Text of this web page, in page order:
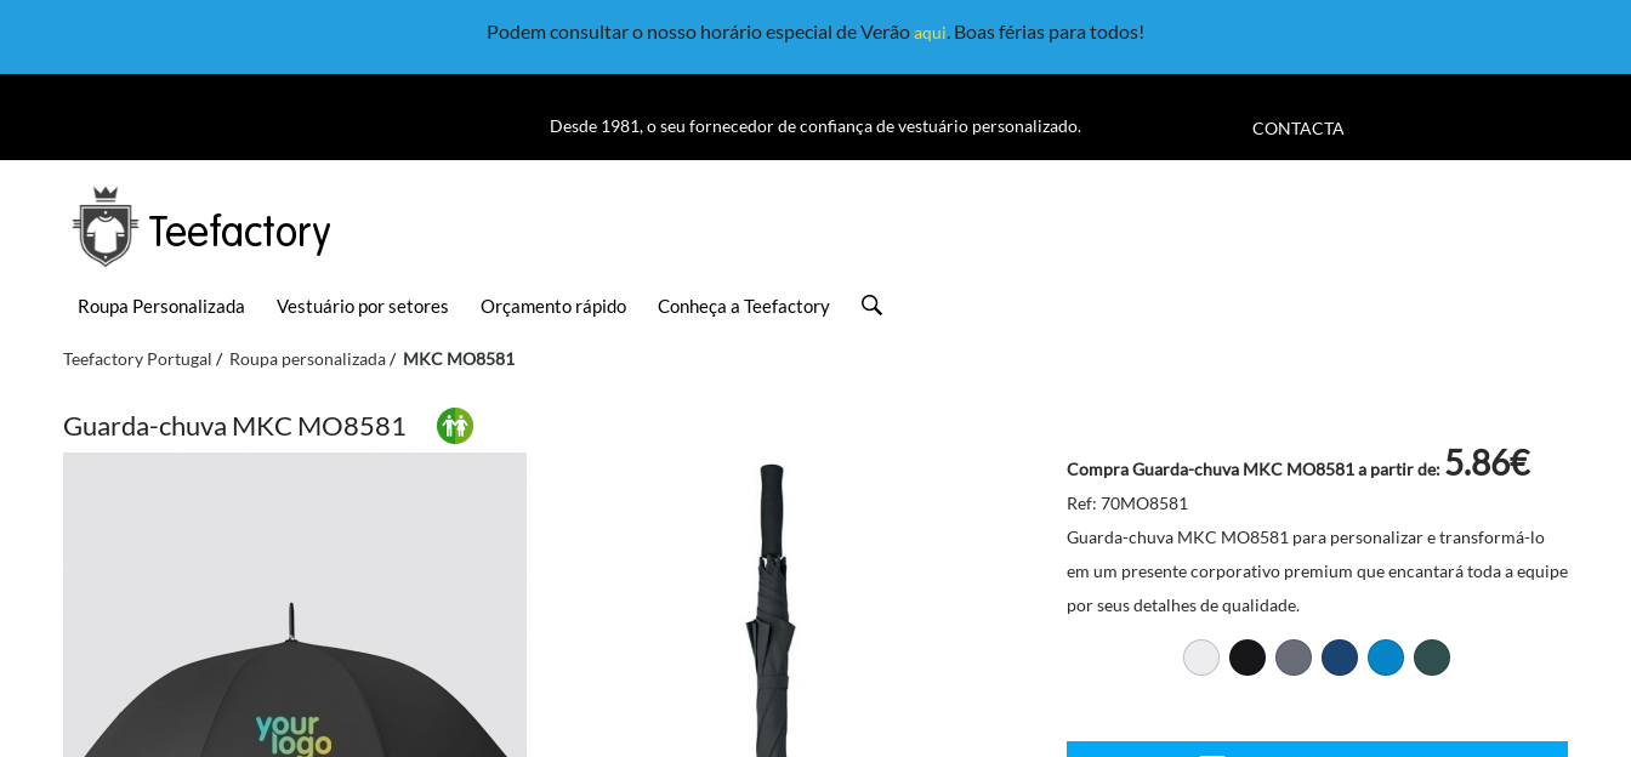
Podem consultar o nosso horário especial de Verãoaqui. Boas férias para todos!
Desde 1981, o seu fornecedor de confiança de vestuário personalizado. CONTACTA
Teefactory
Roupa Personalizada Vestuário por setores Orçamento rápido Conheça a Teefactory
Teefactory Portugal Roupa personalizada MKC MO8581
Guarda-chuva MKC MO8581
Compra Guarda-chuva MKC MO8581 a partir de: 5.86€
Ref: 70MO8581
Guarda-chuva MKC MO8581 para personalizar e transformá-lo
em um presente corporativo premium que encantará toda a equipe
por seus detalhes de qualidade.